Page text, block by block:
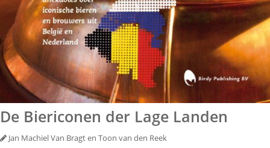
De Biericonen der Lage Landen
Jan Machiel Van Bragt en Toon van den Reek